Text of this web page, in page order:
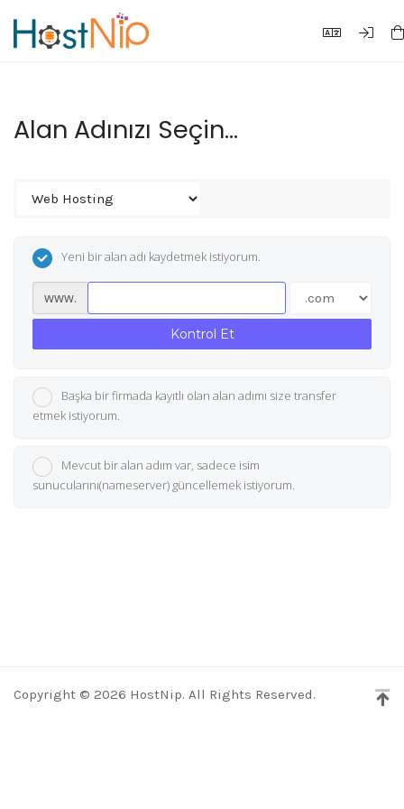
Alan Adınızı Seçin...
Yeni bir alan adı kaydetmek istiyorum.
www.
Kontrol Et
Başka bir firmada kayıtlı olan alan adımı size transfer
etmek istiyorum.
Mevcut bir alan adım var, sadece isim
sunucularını(nameserver) güncellemek istiyorum.
Copyright © 2026 HostNip. All Rights Reserved.